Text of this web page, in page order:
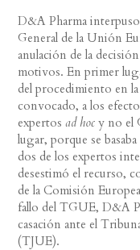
D&A Pharma
General de la Unión
anulación de la
motivos. En primer
del procedimiento en
convocado, a los
expertos ad hoc y no el
lugar, porque se
dos de los expertos
desestimó el recurso,
de la Comisión
fallo del TGUE, D&A
casación ante el
(TJUE).